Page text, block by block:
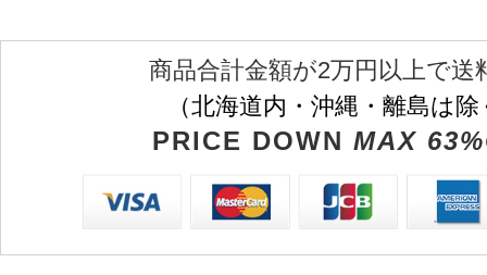
商品合計金額が2万円以上で送
（北海道内・沖縄・離島は
PRICE DOWN MAX